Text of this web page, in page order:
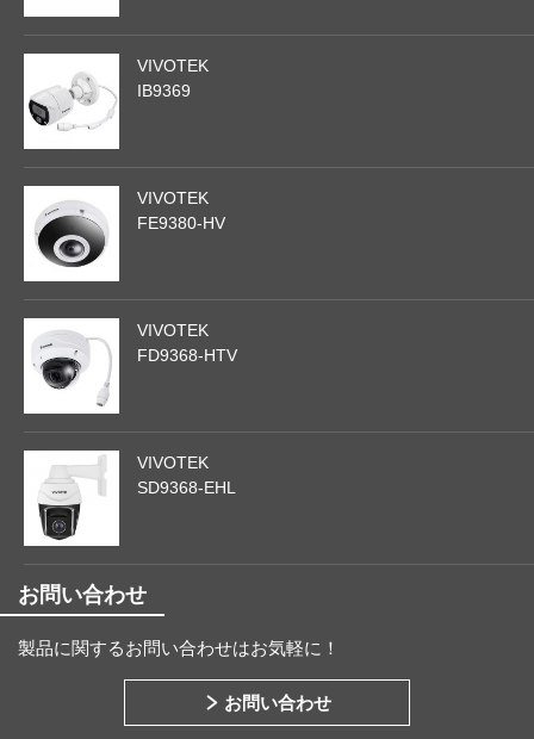
VIVOTEK
IB9369
VIVOTEK
FE9380-HV
VIVOTEK
FD9368-HTV
VIVOTEK
SD9368-EHL
お問い合わせ
製品に関するお問い合わせはお気軽に！
お問い合わせ